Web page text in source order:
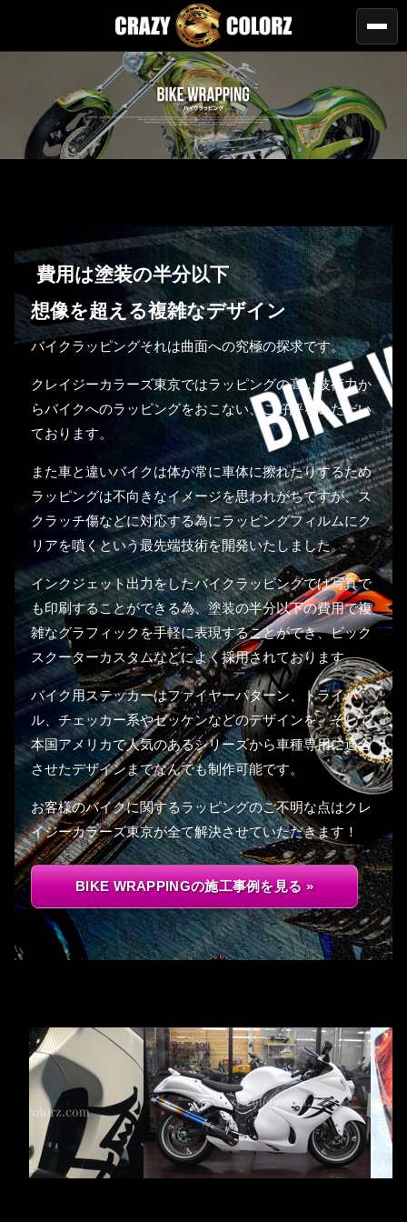
費用は塗装の半分以下
想像を超える複雑なデザイン
バイクラッピングそれは曲面への究極の探求です。
クレイジーカラーズ東京ではラッピングの高い技術力か
らバイクへのラッピングをおこない、ご好評をいただい
ております。
また車と違いバイクは体が常に車体に擦れたりするため
ラッピングは不向きなイメージを思われがちですが、ス
クラッチ傷などに対応する為にラッピングフィルムにク
リアを噴くという最先端技術を開発いたしました。
インクジェット出力をしたバイクラッピングでは写真で
も印刷することができる為、塗装の半分以下の費用で複
雑なグラフィックを手軽に表現することができ、ビック
スクーターカスタムなどによく採用されております。
バイク用ステッカーはファイヤーパターン、トライバ
ル、チェッカー系やゼッケンなどのデザインを、そして
本国アメリカで人気のあるシリーズから車種専用に適合
させたデザインまでなんでも制作可能です。
お客様のバイクに関するラッピングのご不明な点はクレ
イジーカラーズ東京が全て解決させていただきます！
BIKE WRAPPINGの施工事例を見る »